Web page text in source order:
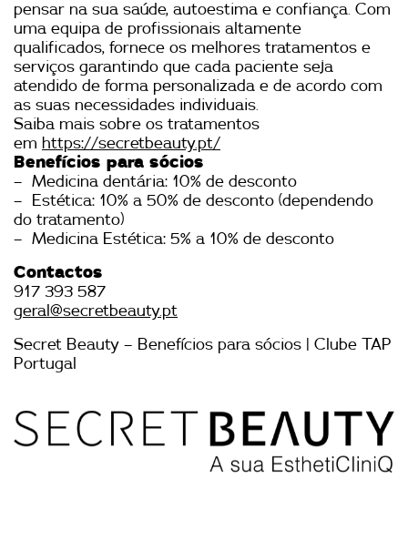
pensar na sua saúde, autoestima e confiança. Com
uma equipa de profissionais altamente
qualificados, fornece os melhores tratamentos e
serviços garantindo que cada paciente seja
atendido de forma personalizada e de acordo com
as suas necessidades individuais.
Saiba mais sobre os tratamentos
em https://secretbeauty.pt/
Benefícios para sócios
–
Medicina dentária: 10% de desconto
–
Estética: 10% a 50% de desconto (dependendo
do tratamento)
–
Medicina Estética: 5% a 10% de desconto
Contactos
917 393 587
geral@secretbeauty.pt
Secret Beauty – Benefícios para sócios | Clube TAP
Portugal